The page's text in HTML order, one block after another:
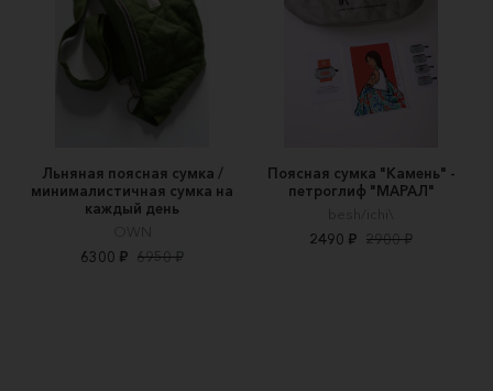
Льняная поясная сумка /
минималистичная сумка на
каждый день
OWN
6300 ₽ 6950 ₽
Поясная сумка "Камень" -
петроглиф "МАРАЛ"
besh/ichi\
2490 ₽ 2900 ₽